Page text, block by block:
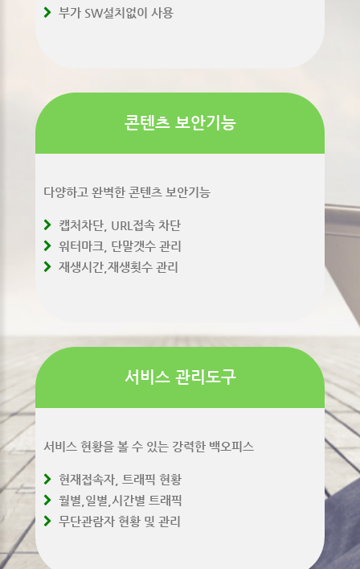
부가 SW설치없이 사용
콘텐츠 보안기능
다양하고 완벽한 콘텐츠 보안기능
캡처차단, URL접속 차단
워터마크, 단말갯수 관리
재생시간,재생횟수 관리
서비스 관리도구
서비스 현황을 볼 수 있는 강력한 백오피스
현재접속자, 트래픽 현황
월별,일별,시간별 트래픽
무단관람자 현황 및 관리